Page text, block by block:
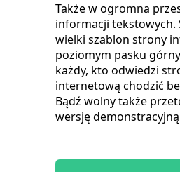
Także w ogromna
informacji tekstowych.
wielki szablon strony
poziomym pasku
każdy, kto odwiedzi
internetową chodzić
Bądź wolny także
wersję